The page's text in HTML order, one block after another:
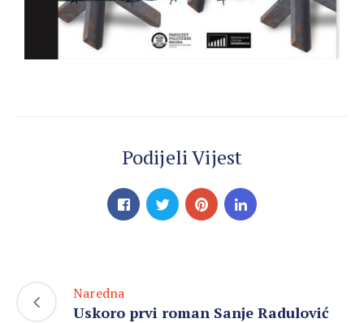
Podijeli Vijest
Naredna
Uskoro prvi roman Sanje Radulović